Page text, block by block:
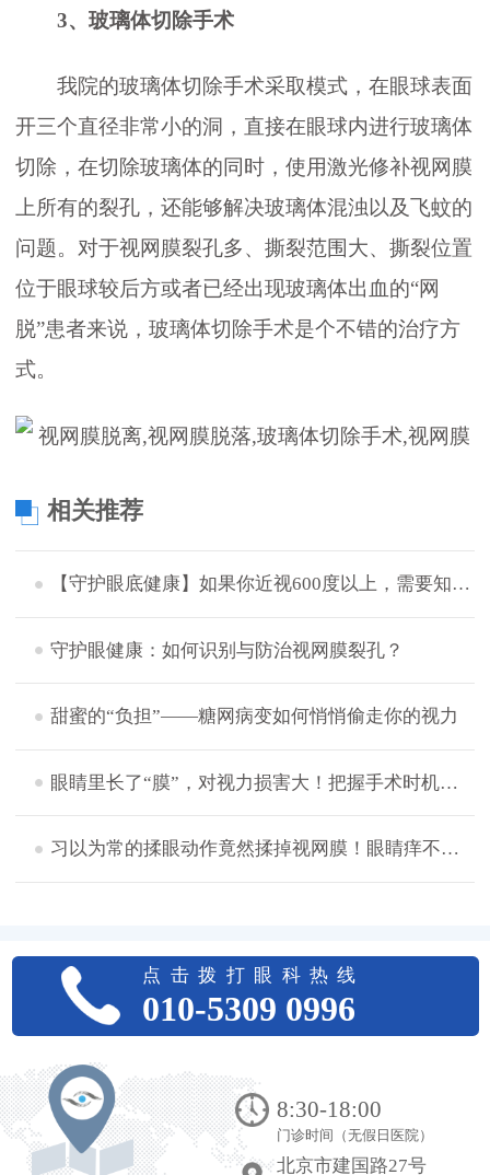
3、 玻璃体切除手术
我院的玻璃体切除手术采取模式，在眼球表面
开三个直径非常小的洞，直接在眼球内进行玻璃体
切除，在切除玻璃体的同时，使用激光修补视网膜
上所有的裂孔，还能够解决玻璃体混浊以及飞蚊的
问题。对于视网膜裂孔多、撕裂范围大、撕裂位置
位于眼球较后方或者已经出现玻璃体出血的“网
脱”患者来说，玻璃体切除手术是个不错的治疗方
式。
相关推荐
【守护眼底健康】如果你近视600度以上，需要知道这些事！
守护眼健康：如何识别与防治视网膜裂孔？
甜蜜的“负担”——糖网病变如何悄悄偷走你的视力
眼睛里长了“膜”，对视力损害大！把握手术时机是关键！
习以为常的揉眼动作竟然揉掉视网膜！眼睛痒不能揉该怎么办？
点击拨打眼科热线
010-5309 0996
8:30-18:00
门诊时间（无假日医院）
北京市建国路27号